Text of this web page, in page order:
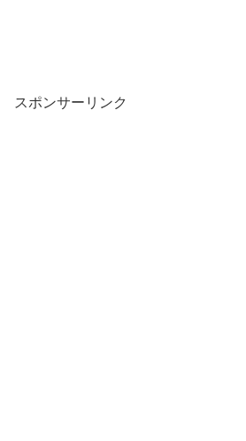
スポンサーリンク